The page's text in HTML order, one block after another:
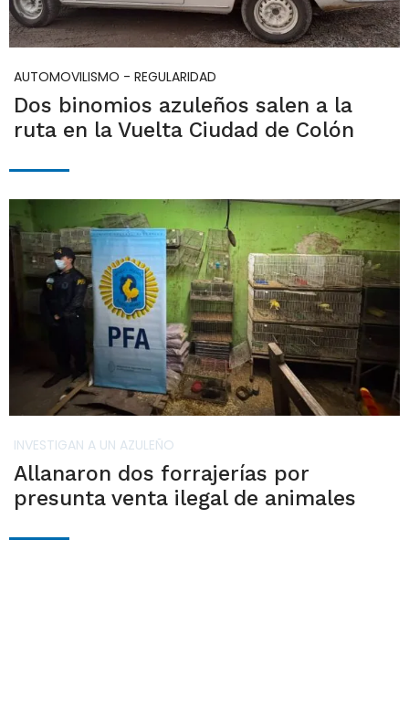
AUTOMOVILISMO - REGULARIDAD
Dos binomios azuleños salen a la
ruta en la Vuelta Ciudad de Colón
INVESTIGAN A UN AZULEÑO
Allanaron dos forrajerías por
presunta venta ilegal de animales